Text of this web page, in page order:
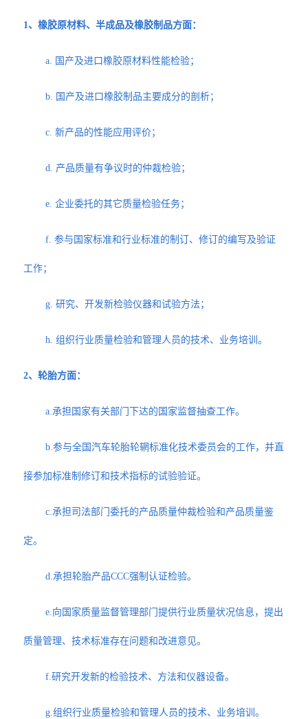
1、橡胶原材料、半成品及橡胶制品方面：
a. 国产及进口橡胶原材料性能检验；
b. 国产及进口橡胶制品主要成分的剖析；
c. 新产品的性能应用评价；
d. 产品质量有争议时的仲裁检验；
e. 企业委托的其它质量检验任务；
f. 参与国家标准和行业标准的制订、修订的编写及验证
工作；
g. 研究、开发新检验仪器和试验方法；
h. 组织行业质量检验和管理人员的技术、业务培训。
2、轮胎方面：
a.承担国家有关部门下达的国家监督抽查工作。
b.参与全国汽车轮胎轮辋标准化技术委员会的工作，并直
接参加标准制修订和技术指标的试验验证。
c.承担司法部门委托的产品质量仲裁检验和产品质量鉴
定。
d.承担轮胎产品CCC强制认证检验。
e.向国家质量监督管理部门提供行业质量状况信息，提出
质量管理、技术标准存在问题和改进意见。
f.研究开发新的检验技术、方法和仪器设备。
g.组织行业质量检验和管理人员的技术、业务培训。